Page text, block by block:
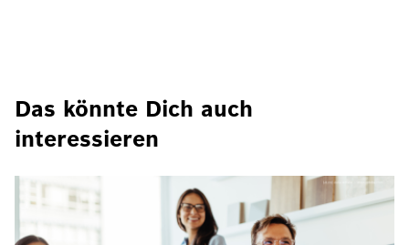
Das könnte Dich auch
interessieren